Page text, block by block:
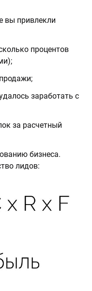
вы привлекли
процентов
заработать с
за расчетный
бизнеса.
лидов: